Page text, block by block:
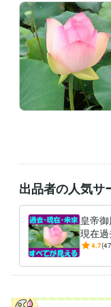
出品者の人気サ
皇帝
現在
力占
します
4.7